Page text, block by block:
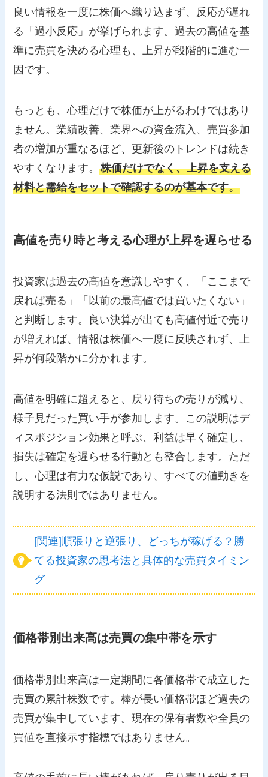
良い情報を一度に株価へ織り込まず、反応が遅れ
る「過小反応」が挙げられます。過去の高値を基
準に売買を決める心理も、上昇が段階的に進む一
因です。
もっとも、心理だけで株価が上がるわけではあり
ません。業績改善、業界への資金流入、売買参加
者の増加が重なるほど、更新後のトレンドは続き
やすくなります。株価だけでなく、上昇を支える
材料と需給をセットで確認するのが基本です。
高値を売り時と考える心理が上昇を遅らせる
投資家は過去の高値を意識しやすく、「ここまで
戻れば売る」「以前の最高値では買いたくない」
と判断します。良い決算が出ても高値付近で売り
が増えれば、情報は株価へ一度に反映されず、上
昇が何段階かに分かれます。
高値を明確に超えると、戻り待ちの売りが減り、
様子見だった買い手が参加します。この説明はデ
ィスポジション効果と呼ぶ、利益は早く確定し、
損失は確定を遅らせる行動とも整合します。ただ
し、心理は有力な仮説であり、すべての値動きを
説明する法則ではありません。
[関連]順張りと逆張り、どっちが稼げる？勝
てる投資家の思考法と具体的な売買タイミン
グ
価格帯別出来高は売買の集中帯を示す
価格帯別出来高は一定期間に各価格帯で成立した
売買の累計株数です。棒が長い価格帯ほど過去の
売買が集中しています。現在の保有者数や全員の
買値を直接示す指標ではありません。